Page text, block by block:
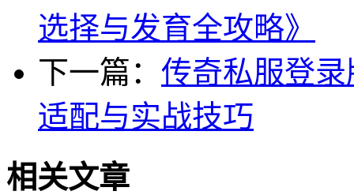
选择与发育全攻略》
下一篇： 传奇私服登
适配与实战技巧
相关文章